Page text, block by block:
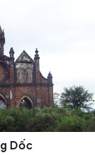
Dốc